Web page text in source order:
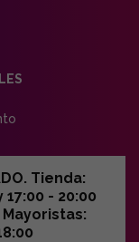
Tienda:
17:00 - 20:00
Mayoristas: